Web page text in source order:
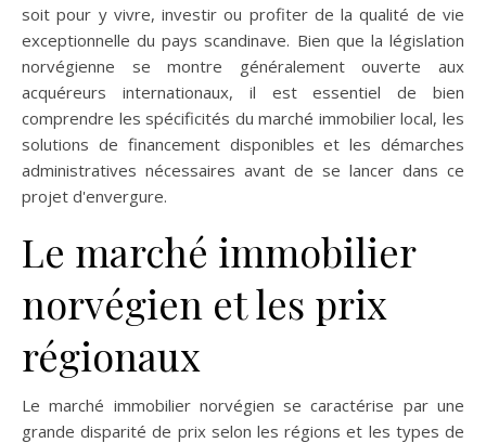
soit pour y vivre, investir ou profiter de la qualité de vie
exceptionnelle du pays scandinave. Bien que la législation
norvégienne se montre généralement ouverte aux
acquéreurs internationaux, il est essentiel de bien
comprendre les spécificités du marché immobilier local, les
solutions de financement disponibles et les démarches
administratives nécessaires avant de se lancer dans ce
projet d'envergure.
Le marché immobilier
norvégien et les prix
régionaux
Le marché immobilier norvégien se caractérise par une
grande disparité de prix selon les régions et les types de